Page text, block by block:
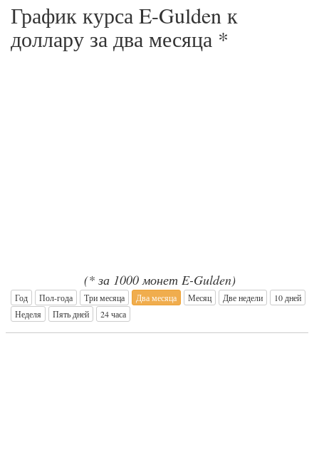
График курса E-Gulden к
доллару за два месяца *
(* за 1000 монет E-Gulden)
Год Пол-года Три месяца Два месяца Месяц Две недели
10 дней
Неделя
Пять дней 24 часа